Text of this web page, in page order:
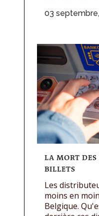
03
LA MORT
BILLETS
Les
moins en
Belgique.